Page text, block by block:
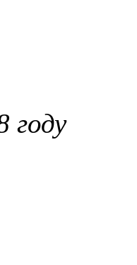
году